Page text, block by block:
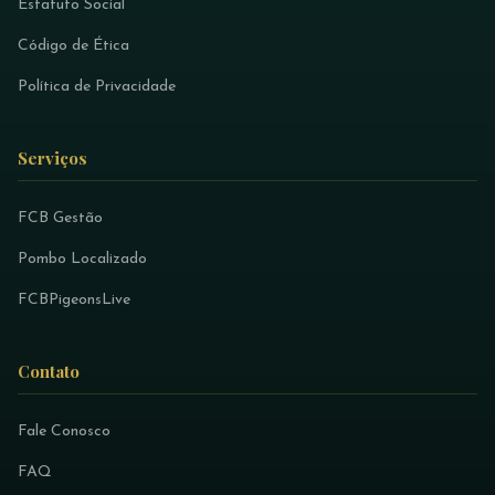
Estatuto Social
Código de Ética
Política de Privacidade
Serviços
FCB Gestão
Pombo Localizado
FCBPigeonsLive
Contato
Fale Conosco
FAQ